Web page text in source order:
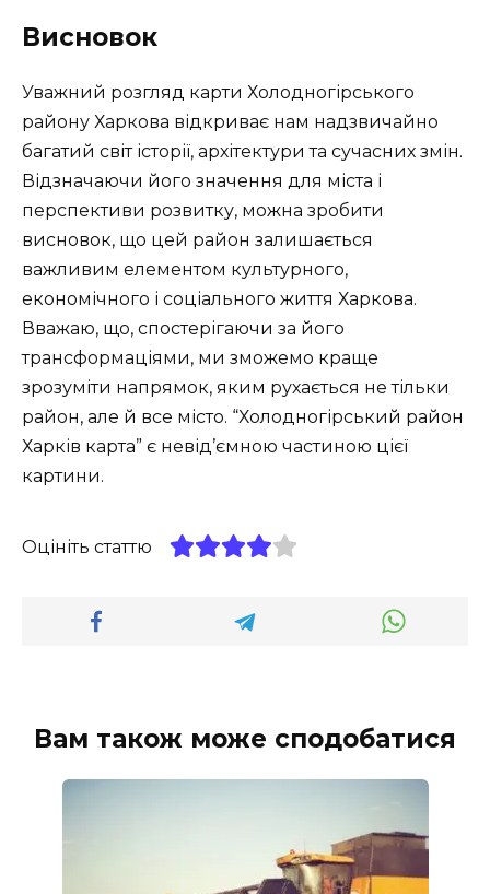
Висновок
Уважний розгляд карти Холодногірського
району Харкова відкриває нам надзвичайно
багатий світ історії, архітектури та сучасних змін.
Відзначаючи його значення для міста і
перспективи розвитку, можна зробити
висновок, що цей район залишається
важливим елементом культурного,
економічного і соціального життя Харкова.
Вважаю, що, спостерігаючи за його
трансформаціями, ми зможемо краще
зрозуміти напрямок, яким рухається не тільки
район, але й все місто. “Холодногірський район
Харків карта” є невід’ємною частиною цієї
картини.
Оцініть статтю
Вам також може сподобатися